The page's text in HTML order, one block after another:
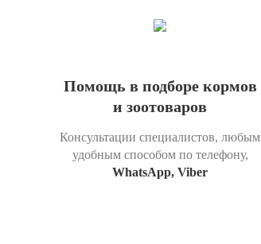
Помощь в подборе кормов
и зоотоваров
Консультации специалистов, любым
удобным способом по телефону,
WhatsApp, Viber